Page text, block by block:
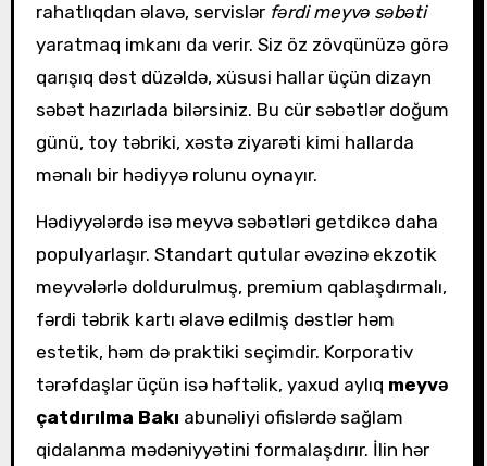
rahatlıqdan əlavə, servislər fərdi meyvə səbəti
yaratmaq imkanı da verir. Siz öz zövqünüzə görə
qarışıq dəst düzəldə, xüsusi hallar üçün dizayn
səbət hazırlada bilərsiniz. Bu cür səbətlər doğum
günü, toy təbriki, xəstə ziyarəti kimi hallarda
mənalı bir hədiyyə rolunu oynayır.
Hədiyyələrdə isə meyvə səbətləri getdikcə daha
populyarlaşır. Standart qutular əvəzinə ekzotik
meyvələrlə doldurulmuş, premium qablaşdırmalı,
fərdi təbrik kartı əlavə edilmiş dəstlər həm
estetik, həm də praktiki seçimdir. Korporativ
tərəfdaşlar üçün isə həftəlik, yaxud aylıq meyvə
çatdırılma Bakı abunəliyi ofislərdə sağlam
qidalanma mədəniyyətini formalaşdırır. İlin hər